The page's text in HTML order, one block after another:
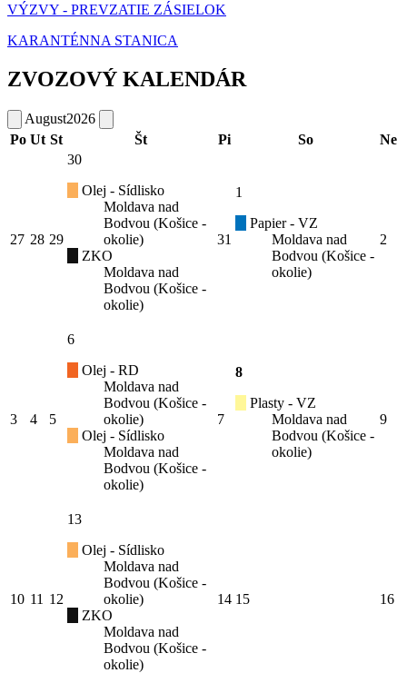
VÝZVY - PREVZATIE ZÁSIELOK
KARANTÉNNA STANICA
ZVOZOVÝ KALENDÁR
August2026
Po Ut St Št Pi So Ne
27 28 29
30
Olej - Sídlisko
Moldava nad
Bodvou (Košice -
okolie)
ZKO
Moldava nad
Bodvou (Košice -
okolie)
31
1
Papier - VZ
Moldava nad
Bodvou (Košice -
okolie)
2
3 4 5
6
Olej - RD
Moldava nad
Bodvou (Košice -
okolie)
Olej - Sídlisko
Moldava nad
Bodvou (Košice -
okolie)
7
8
Plasty - VZ
Moldava nad
Bodvou (Košice -
okolie)
9
10 11 12
13
Olej - Sídlisko
Moldava nad
Bodvou (Košice -
okolie)
ZKO
Moldava nad
Bodvou (Košice -
okolie)
14 15 16